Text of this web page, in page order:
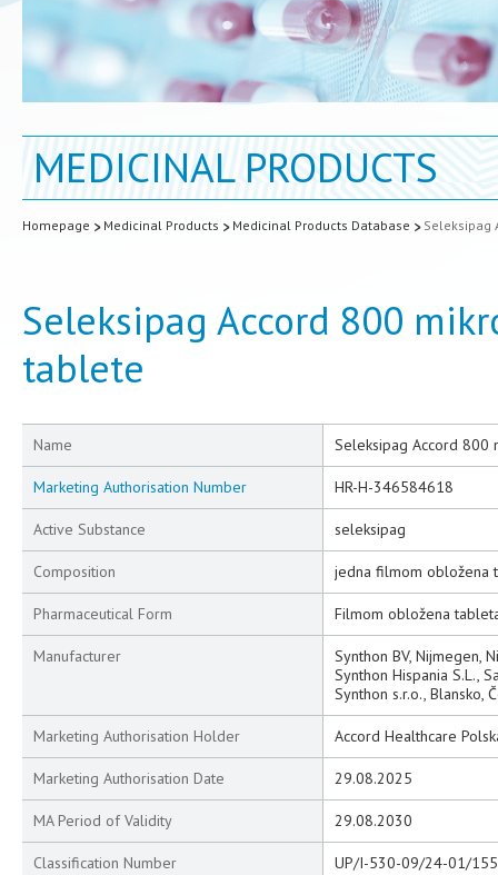
MEDICINAL PRODUCTS
Homepage Medicinal Products Medicinal Products Database Seleksipag
Seleksipag Accord 800
tablete
Name Seleksipag Accord
Marketing Authorisation Number HR-H-346584618
Active Substance seleksipag
Composition jedna filmom obložena
Pharmaceutical Form Filmom obložena
Manufacturer
Synthon BV, Nijmegen,
Synthon Hispania S.L.,
Synthon s.r.o., Blansko,
Marketing Authorisation Holder Accord Healthcare
Marketing Authorisation Date 29.08.2025
MA Period of Validity 29.08.2030
Classification Number UP/I-530-09/24-01/155